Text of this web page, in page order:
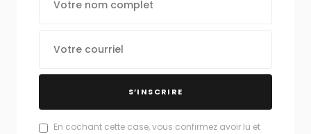
S’INSCRIRE
En cochant cette case, vous confirmez avoir lu et